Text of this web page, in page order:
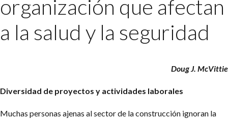
Matriz Premium
Matriz Profesional
organización que afectan
a la salud y la seguridad
Doug J. McVittie
Diversidad de proyectos y actividades laborales
Muchas personas ajenas al sector de la construcción ignoran la